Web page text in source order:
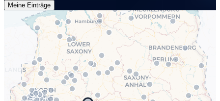
Meine Einträge